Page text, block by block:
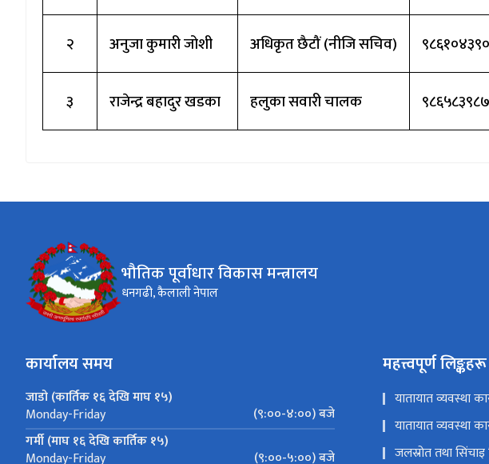
२ अनुजा कुमारी जोशी अधिकृत छैटौं (नीजि सचिव)
३ राजेन्द्र बहादुर खडका हलुका सवारी चालक
भौतिक पूर्वाधार विकास मन्त्रालय
धनगढी, कैलाली नेपाल
कार्यालय समय
जाडो (कार्तिक १६ देखि माघ १५)
Monday-Friday
(९:००-४:००) बजे
गर्मी (माघ १६ देखि कार्तिक १५)
Monday-Friday (९:००-५:००) बजे
महत्त्वपूर्ण लिङ्कहरू
यातायात व्यवस्था
यातायात व्यवस्था
जलस्रोत तथा सिंचाइ